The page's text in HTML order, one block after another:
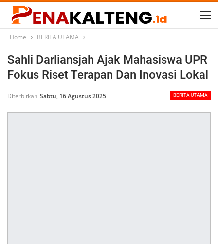
Home BERITA UTAMA
Sahli Darliansjah Ajak Mahasiswa UPR
Fokus Riset Terapan Dan Inovasi Lokal
BERITA UTAMA
Diterbitkan Sabtu, 16 Agustus 2025